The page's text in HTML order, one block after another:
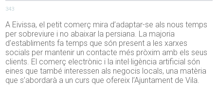
343
A Eivissa, el petit comerç mira d’adaptar-se als nous temps
per sobreviure i no abaixar la persiana. La majoria
d’establiments fa temps que són present a les xarxes
socials per mantenir un contacte més pròxim amb els seus
clients. El comerç electrònic i la intel·ligència artificial són
eines que també interessen als negocis locals, una matèria
que s’abordarà a un curs que ofereix l’Ajuntament de Vila.